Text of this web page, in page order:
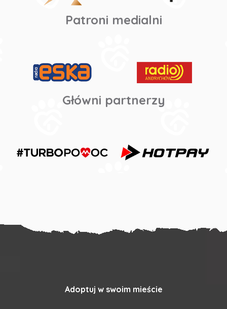
Patroni medialni
Główni partnerzy
Adoptuj w swoim mieście